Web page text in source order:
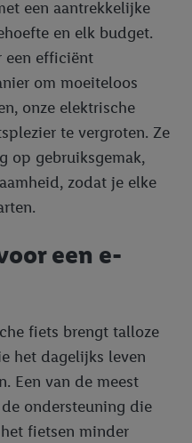
een aantrekkelijke
en elk budget.
een efficiënt
om moeiteloos
onze elektrische
te vergroten. Ze
op gebruiksgemak,
zodat je elke
een e-
fiets brengt talloze
het dagelijks leven
Een van de meest
ondersteuning die
fietsen minder
advertenties in het kader
voor producten waarin u
door het product in de
voegen, maar het niet te
en verschillende Lidl-
met behulp van uw
andere
waarover Criteo
of Lidl-diensten aan u
doeleinden toestaan en
u alleen het gebruik van de
voor alle
informatie, waaronder de
uw recht om uw
kracht in te
.Je vindt het